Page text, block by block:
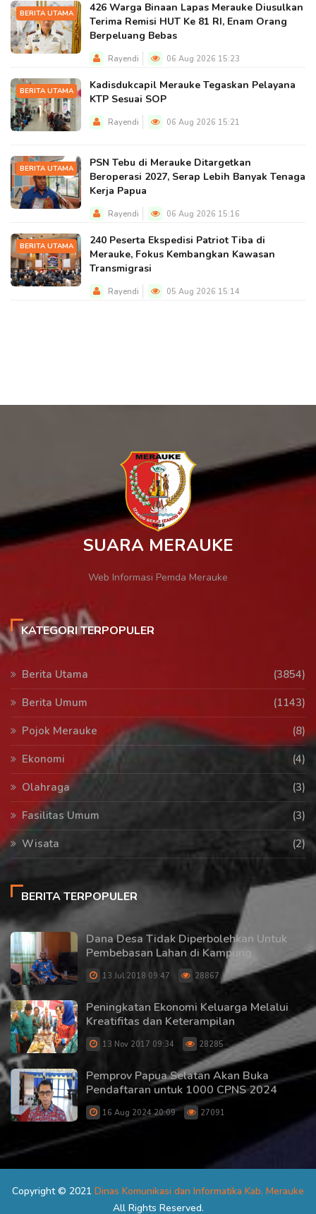
BERITA UTAMA
426 Warga Binaan Lapas Merauke Diusulkan
Terima Remisi HUT Ke 81 RI, Enam Orang
Berpeluang Bebas
Rayendi 06 Aug 2026 15:23
BERITA UTAMA
Kadisdukcapil Merauke Tegaskan Pelayana
KTP Sesuai SOP
Rayendi 06 Aug 2026 15:21
BERITA UTAMA
PSN Tebu di Merauke Ditargetkan
Beroperasi 2027, Serap Lebih Banyak Tenaga
Kerja Papua
Rayendi 06 Aug 2026 15:16
BERITA UTAMA
240 Peserta Ekspedisi Patriot Tiba di
Merauke, Fokus Kembangkan Kawasan
Transmigrasi
Rayendi 05 Aug 2026 15:14
SUARA MERAUKE
Web Informasi Pemda Merauke
KATEGORI TERPOPULER
Berita Utama
(3854)
Berita Umum
(1143)
Pojok Merauke
(8)
Ekonomi
(4)
Olahraga
(3)
Fasilitas Umum
(3)
Wisata
(2)
BERITA TERPOPULER
Dana Desa Tidak Diperbolehkan Untuk
Pembebasan Lahan di Kampung
13 Jul 2018 09:47 28867
Peningkatan Ekonomi Keluarga Melalui
Kreatifitas dan Keterampilan
13 Nov 2017 09:34 28285
Pemprov Papua Selatan Akan Buka
Pendaftaran untuk 1000 CPNS 2024
16 Aug 2024 20:09 27091
Copyright © 2021 Dinas Komunikasi dan Informatika Kab. Merauke
All Rights Reserved.